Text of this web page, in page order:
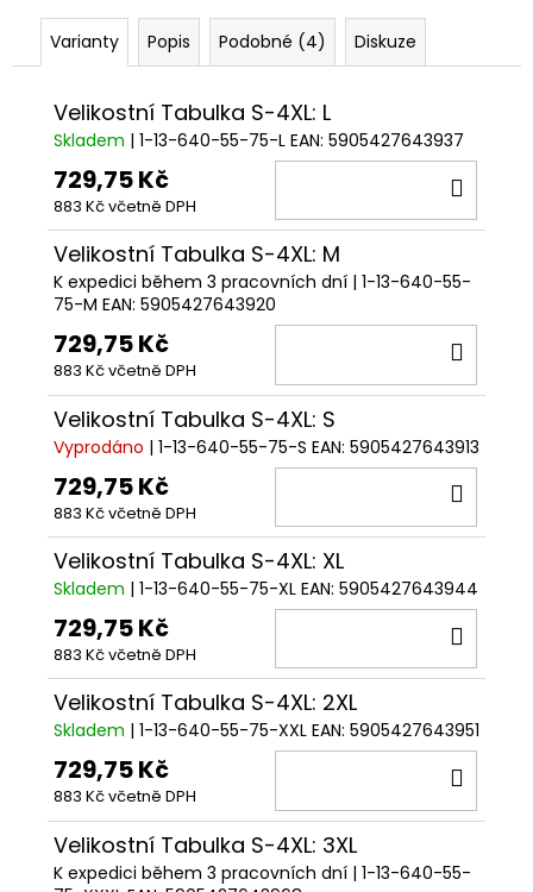
Varianty Popis Podobné (4) Diskuze
Velikostní Tabulka S-4XL: L
Skladem | 1-13-640-55-75-L EAN: 5905427643937
729,75 Kč
883 Kč včetně DPH
Velikostní Tabulka S-4XL: M
K expedici během 3 pracovních dní | 1-13-640-55-
75-M EAN: 5905427643920
729,75 Kč
883 Kč včetně DPH
Velikostní Tabulka S-4XL: S
Vyprodáno | 1-13-640-55-75-S EAN: 5905427643913
729,75 Kč
883 Kč včetně DPH
Velikostní Tabulka S-4XL: XL
Skladem | 1-13-640-55-75-XL EAN: 5905427643944
729,75 Kč
883 Kč včetně DPH
Velikostní Tabulka S-4XL: 2XL
Skladem | 1-13-640-55-75-XXL EAN: 5905427643951
729,75 Kč
883 Kč včetně DPH
Velikostní Tabulka S-4XL: 3XL
K expedici během 3 pracovních dní | 1-13-640-55-